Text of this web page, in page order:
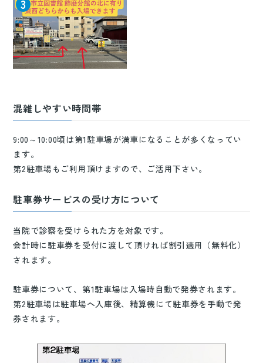
3
混雑しやすい時間帯
9:00～10:00頃は第1駐車場が満車になることが多くなってい
ます。
第2駐車場もご利用頂けますので、ご活用下さい。
駐車券サービスの受け方について
当院で診察を受けられた方を対象です。
会計時に駐車券を受付に渡して頂ければ割引適用（無料化）
されます。
駐車券について、第1駐車場は入場時自動で発券されます。
第2駐車場は駐車場へ入庫後、精算機にて駐車券を手動で発
券されます。